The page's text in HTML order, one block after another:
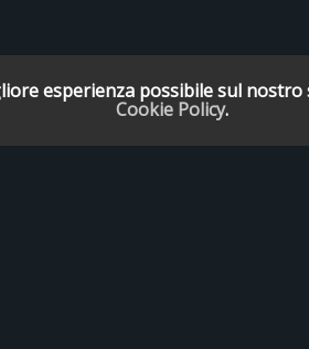
esperienza possibile sul
Cookie Policy.